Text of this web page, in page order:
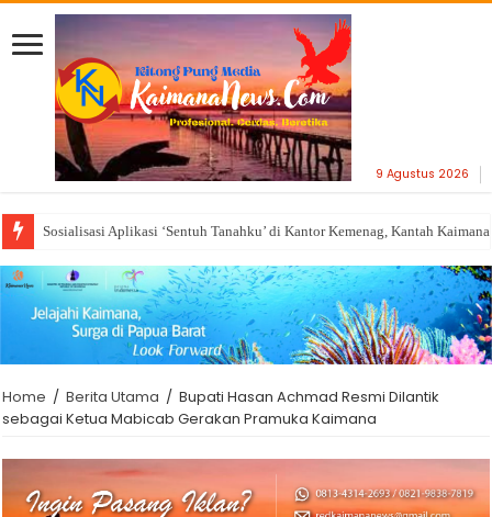
9 Agustus 2026
Sosialisasi Aplikasi ‘Sentuh Tanahku’ di Kantor Kemenag, Kantah
Home / Berita Utama / Bupati Hasan Achmad Resmi Dilantik
sebagai Ketua Mabicab Gerakan Pramuka Kaimana